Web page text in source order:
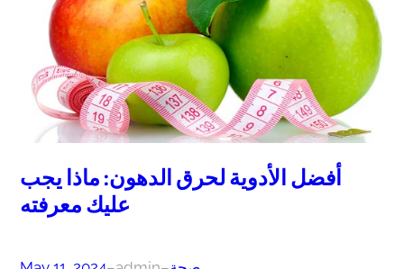
أفضل الأدوية لحرق الدهون: ماذا يجب
عليك معرفته